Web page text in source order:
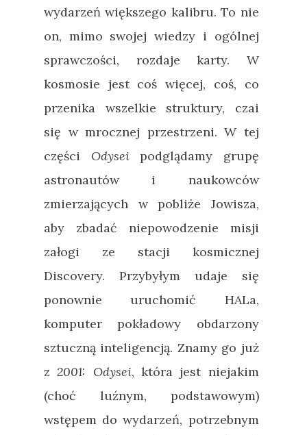
wydarzeń większego kalibru. To nie
on, mimo swojej wiedzy i ogólnej
sprawczości, rozdaje karty. W
kosmosie jest coś więcej, coś, co
przenika wszelkie struktury, czai
się w mrocznej przestrzeni. W tej
części Odyseipodglądamy grupę
astronautów i naukowców
zmierzających w pobliże Jowisza,
aby zbadać niepowodzenie misji
załogi ze stacji kosmicznej
Discovery. Przybyłym udaje się
ponownie uruchomić HALa,
komputer pokładowy obdarzony
sztuczną inteligencją. Znamy go już
z 2001: Odysei, która jest niejakim
(choć luźnym, podstawowym)
wstępem do wydarzeń, potrzebnym